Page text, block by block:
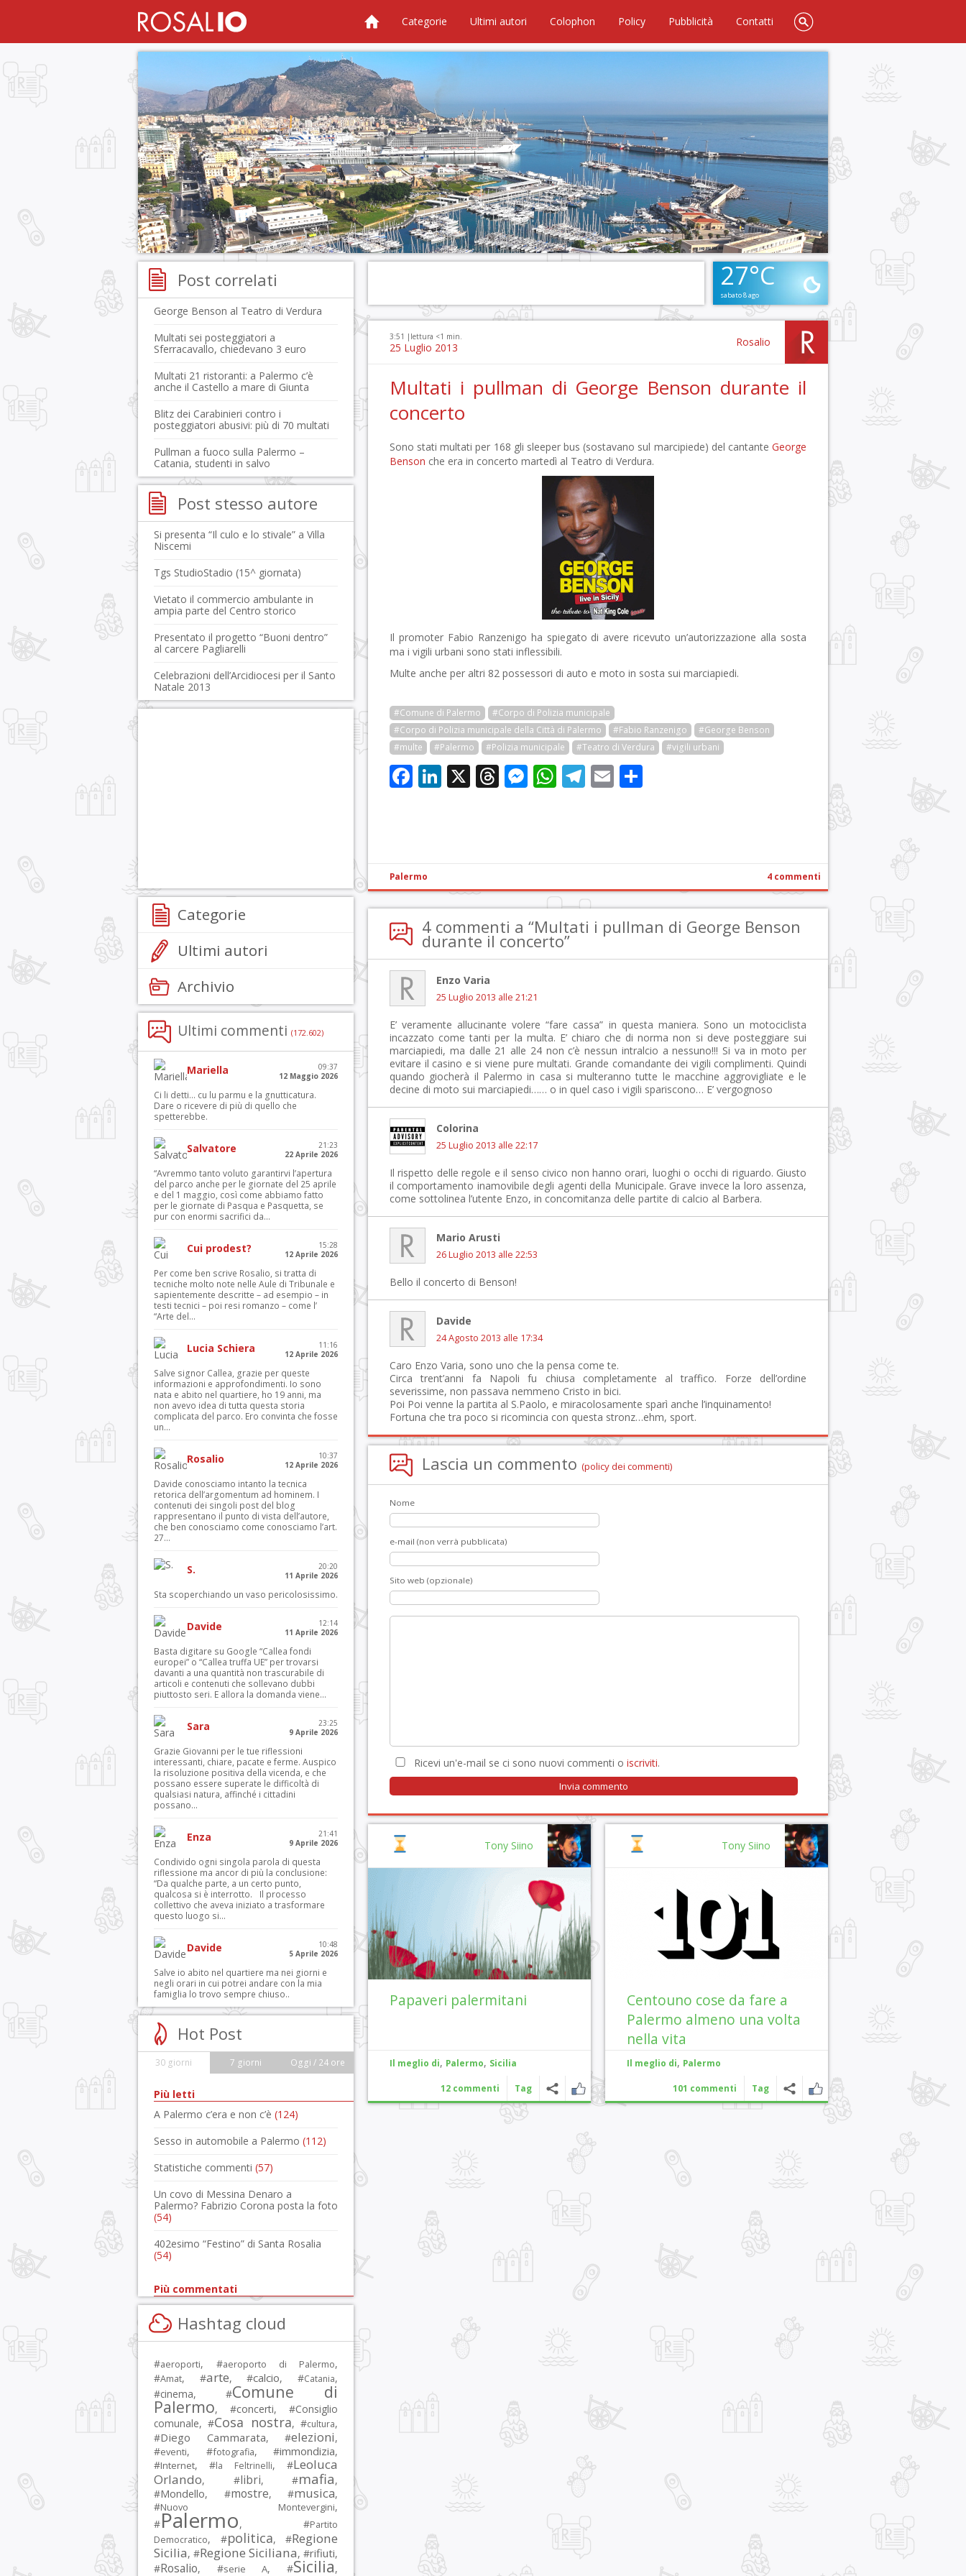
Categorie Ultimi autori Colophon Policy Pubblicità Contatti
27°C
sabato 8 ago
3:51 | lettura <1 min.
25 Luglio 2013 Rosalio
Multati i pullman di George Benson durante il
concerto
Sono stati multati per 168 gli sleeper bus (sostavano sul marcipiede) del cantante George
Benson che era in concerto martedì al Teatro di Verdura.
Il promoter Fabio Ranzenigo ha spiegato di avere ricevuto un’autorizzazione alla sosta
ma i vigili urbani sono stati inflessibili.
Multe anche per altri 82 possessori di auto e moto in sosta sui marciapiedi.
#Comune di Palermo
#Corpo di Polizia municipale
#Corpo di Polizia municipale della Città di Palermo
#Fabio Ranzenigo
#George Benson
#multe
#Palermo #Polizia municipale #Teatro di Verdura #vigili urbani
Facebook
LinkedIn
X Threads
Messenger
WhatsApp
Telegram
Email
Palermo 4 commenti
4 commenti a “Multati i pullman di George Benson
durante il concerto”
Enzo Varia
25 Luglio 2013 alle 21:21
E’ veramente allucinante volere “fare cassa” in questa maniera. Sono un motociclista
incazzato come tanti per la multa. E’ chiaro che di norma non si deve posteggiare sui
marciapiedi, ma dalle 21 alle 24 non c’è nessun intralcio a nessuno!!! Si va in moto per
evitare il casino e si viene pure multati. Grande comandante dei vigili complimenti. Quindi
quando giocherà il Palermo in casa si multeranno tutte le macchine aggrovigliate e le
decine di moto sui marciapiedi…… o in quel caso i vigili spariscono… E’ vergognoso
Colorina
25 Luglio 2013 alle 22:17
Il rispetto delle regole e il senso civico non hanno orari, luoghi o occhi di riguardo. Giusto
il comportamento inamovibile degli agenti della Municipale. Grave invece la loro assenza,
come sottolinea l’utente Enzo, in concomitanza delle partite di calcio al Barbera.
Mario Arusti
26 Luglio 2013 alle 22:53
Bello il concerto di Benson!
Davide
24 Agosto 2013 alle 17:34
Caro Enzo Varia, sono uno che la pensa come te.
Circa trent’anni fa Napoli fu chiusa completamente al traffico. Forze dell’ordine
severissime, non passava nemmeno Cristo in bici.
Poi Poi venne la partita al S.Paolo, e miracolosamente sparì anche l’inquinamento!
Fortuna che tra poco si ricomincia con questa stronz…ehm, sport.
Lascia un commento (policy dei commenti)
Nome
e-mail (non verrà pubblicata)
Sito web (opzionale)
Ricevi un'e-mail se ci sono nuovi commenti o iscriviti.
Tony Siino
Centouno cose da fare a
Palermo almeno una volta
nella vita
Il meglio di, Palermo
101 commenti Tag
Tony Siino
Papaveri palermitani
Il meglio di, Palermo, Sicilia
12 commenti Tag
Post correlati
George Benson al Teatro di Verdura
Multati sei posteggiatori a
Sferracavallo, chiedevano 3 euro
Multati 21 ristoranti: a Palermo c’è
anche il Castello a mare di Giunta
Blitz dei Carabinieri contro i
posteggiatori abusivi: più di 70 multati
Pullman a fuoco sulla Palermo –
Catania, studenti in salvo
Post stesso autore
Si presenta “Il culo e lo stivale” a Villa
Niscemi
Tgs StudioStadio (15^ giornata)
Vietato il commercio ambulante in
ampia parte del Centro storico
Presentato il progetto “Buoni dentro”
al carcere Pagliarelli
Celebrazioni dell’Arcidiocesi per il Santo
Natale 2013
Categorie
Ultimi autori
Archivio
Ultimi commenti (172.602)
Mariella
09:37
12 Maggio 2026
Ci li detti… cu lu parmu e la gnutticatura.
Dare o ricevere di più di quello che
spetterebbe.
Salvatore
21:23
22 Aprile 2026
“Avremmo tanto voluto garantirvi l’apertura
del parco anche per le giornate del 25 aprile
e del 1 maggio, così come abbiamo fatto
per le giornate di Pasqua e Pasquetta, se
pur con enormi sacrifici da...
Cui prodest?
15:28
12 Aprile 2026
Per come ben scrive Rosalio, si tratta di
tecniche molto note nelle Aule di Tribunale e
sapientemente descritte – ad esempio – in
testi tecnici – poi resi romanzo – come l’
“Arte del...
Lucia Schiera
11:16
12 Aprile 2026
Salve signor Callea, grazie per queste
informazioni e approfondimenti. Io sono
nata e abito nel quartiere, ho 19 anni, ma
non avevo idea di tutta questa storia
complicata del parco. Ero convinta che fosse
un...
Rosalio
10:37
12 Aprile 2026
Davide conosciamo intanto la tecnica
retorica dell’argomentum ad hominem. I
contenuti dei singoli post del blog
rappresentano il punto di vista dell’autore,
che ben conosciamo come conosciamo l’art.
27...
S.
20:20
11 Aprile 2026
Sta scoperchiando un vaso pericolosissimo.
Davide
12:14
11 Aprile 2026
Basta digitare su Google “Callea fondi
europei” o “Callea truffa UE” per trovarsi
davanti a una quantità non trascurabile di
articoli e contenuti che sollevano dubbi
piuttosto seri. E allora la domanda viene...
Sara
23:25
9 Aprile 2026
Grazie Giovanni per le tue riflessioni
interessanti, chiare, pacate e ferme. Auspico
la risoluzione positiva della vicenda, e che
possano essere superate le difficoltà di
qualsiasi natura, affinché i cittadini
possano...
Enza
21:41
9 Aprile 2026
Condivido ogni singola parola di questa
riflessione ma ancor di più la conclusione:
“Da qualche parte, a un certo punto,
qualcosa si è interrotto. Il processo
collettivo che aveva iniziato a trasformare
questo luogo si...
Davide
10:48
5 Aprile 2026
Salve io abito nel quartiere ma nei giorni e
negli orari in cui potrei andare con la mia
famiglia lo trovo sempre chiuso..
Hot Post
30 giorni 7 giorni Oggi / 24 ore
Più letti
A Palermo c’era e non c’è (124)
Sesso in automobile a Palermo (112)
Statistiche commenti (57)
Un covo di Messina Denaro a
Palermo? Fabrizio Corona posta la foto
(54)
402esimo “Festino” di Santa Rosalia
(54)
Più commentati
Hashtag cloud
#aeroporti, #aeroporto di Palermo,
#Amat, #arte, #calcio, #Catania,
#cinema, #Comune di
Palermo, #concerti, #Consiglio
comunale, #Cosa nostra, #cultura,
#Diego Cammarata, #elezioni,
#eventi, #fotografia, #immondizia,
#Internet, #la Feltrinelli, #Leoluca
Orlando, #libri, #mafia,
#Mondello, #mostre, #musica,
#Nuovo Montevergini,
#Palermo, #Partito
Democratico, #politica, #Regione
Sicilia, #Regione Siciliana, #rifiuti,
#Rosalio, #serie A, #Sicilia,